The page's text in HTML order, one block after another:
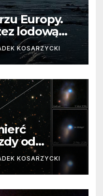
Europy.
lodową
KOSARZYCKI
od
Niezwykle
KOSARZYCKI